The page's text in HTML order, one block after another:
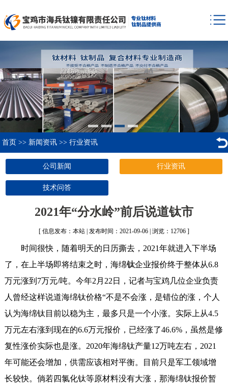
首页 >> 新闻资讯 >> 行业资讯
公司新闻 行业资讯
技术问答
2021年“分水岭”前后说道钛市
[ 信息发布：本站 | 发布时间：2021-09-06 | 浏览：12706 ]
时间很快，随着明天的日历撕去，2021年就进入下半场
了，在上半场即将结束之时，海绵钛企业报价终于整体从6.8
万元涨到7万元/吨。今年2月22日，记者与宝鸡几位企业负责
人曾经这样说道海绵钛价格“不是不会涨，是错位的涨，个人
认为海绵钛目前以稳为主，最多只是一个小涨。实际上从4.5
万元左右涨到现在的6.6万元报价，已经涨了46.6%，虽然是修
复性涨价实际也是涨。2020年海绵钛产量12万吨左右，2021
年可能还会增加，供需应该相对平衡。目前只是军工领域增
长较快。倘若四氯化钛等原材料没有大涨，那海绵钛报价暂